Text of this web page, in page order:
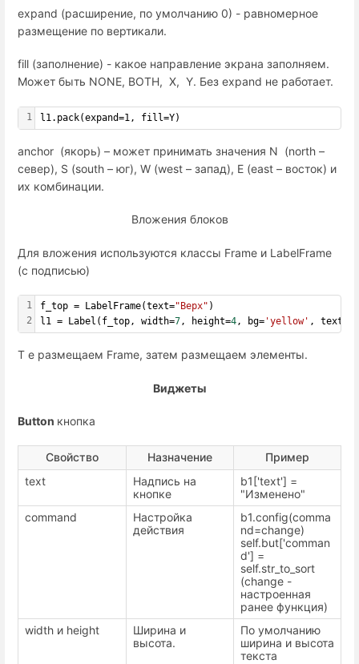
expand (расширение, по умолчанию 0) - равномерное
размещение по вертикали.
fill (заполнение) - какое направление экрана заполняем.
Может быть NONE, BOTH, X, Y. Без expand не работает.
1 l1.pack(expand=1, fill=Y)
anchor (якорь) – может принимать значения N (north –
север), S (south – юг), W (west – запад), E (east – восток) и
их комбинации.
Вложения блоков
Для вложения используются классы Frame и LabelFrame
(с подписью)
1
2
f_top = LabelFrame(text="Верх" )
l1 = Label(f_top, width=7, height=4, bg= 'yellow' , text=
Т е размещаем Frame, затем размещаем элементы.
Виджеты
Button кнопка
Свойство Назначение
Пример
text
Надпись на
кнопке
b1['text'] =
"Изменено"
command
Настройка
действия
b1.config(comma
nd=change)
self.but['comman
d'] =
self.str_to_sort
(change -
настроенная
ранее функция)
width и height
Ширина и
высота.
По умолчанию
ширина и высота
текста